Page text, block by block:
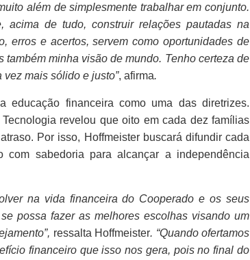
além de simplesmente trabalhar em conjunto.
acima de tudo, construir relações pautadas na
erros e acertos, servem como oportunidades de
minha visão de mundo. Tenho certeza de
mais sólido e justo”, afirma.
educação financeira como uma das diretrizes.
revelou que oito em cada dez famílias
Por isso, Hoffmeister buscará difundir cada
sabedoria para alcançar a independência
na vida financeira do Cooperado e os seus
possa fazer as melhores escolhas visando um
ressalta Hoffmeister. “Quando ofertamos
financeiro que isso nos gera, pois no final do